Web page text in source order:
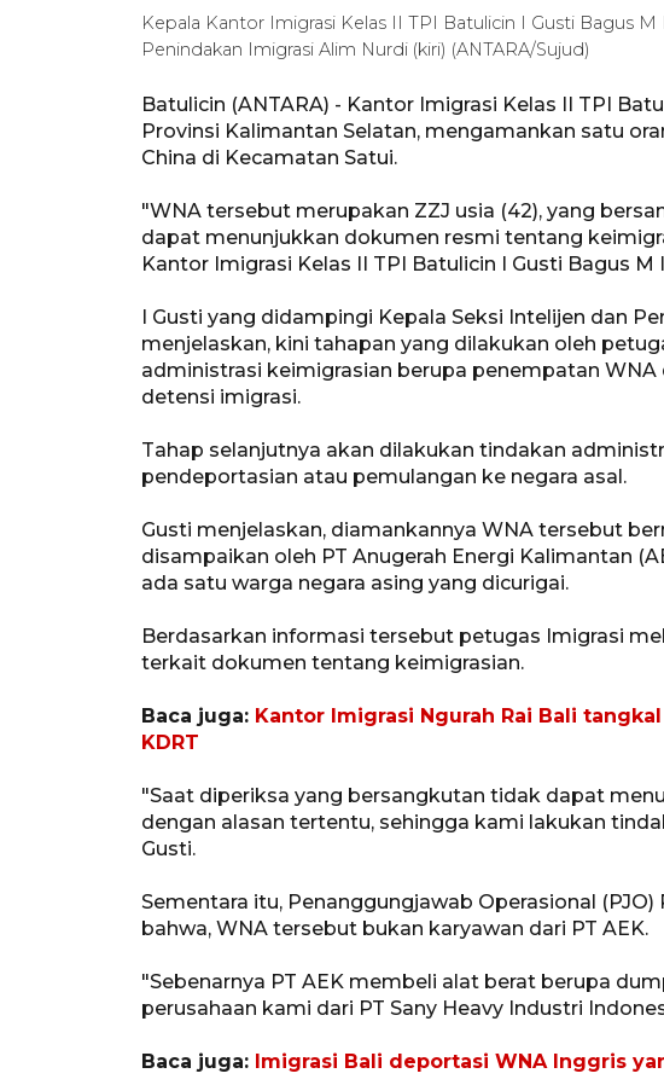
Kepala Kantor Imigrasi Kelas II TPI Batulicin I Gusti Bagus
Penindakan Imigrasi Alim Nurdi (kiri) (ANTARA/Sujud)
Batulicin (ANTARA) - Kantor Imigrasi Kelas II TPI
Provinsi Kalimantan Selatan, mengamankan satu
China di Kecamatan Satui.
"WNA tersebut merupakan ZZJ usia (42), yang
dapat menunjukkan dokumen resmi tentang
Kantor Imigrasi Kelas II TPI Batulicin I Gusti Bagus
I Gusti yang didampingi Kepala Seksi Intelijen dan
menjelaskan, kini tahapan yang dilakukan oleh
administrasi keimigrasian berupa penempatan
detensi imigrasi.
Tahap selanjutnya akan dilakukan tindakan
pendeportasian atau pemulangan ke negara asal.
Gusti menjelaskan, diamankannya WNA tersebut
disampaikan oleh PT Anugerah Energi Kalimantan
ada satu warga negara asing yang dicurigai.
Berdasarkan informasi tersebut petugas Imigrasi
terkait dokumen tentang keimigrasian.
Baca juga: Kantor Imigrasi Ngurah Rai Bali
KDRT
"Saat diperiksa yang bersangkutan tidak dapat
dengan alasan tertentu, sehingga kami lakukan
Gusti.
Sementara itu, Penanggungjawab Operasional
bahwa, WNA tersebut bukan karyawan dari PT AEK.
"Sebenarnya PT AEK membeli alat berat berupa
perusahaan kami dari PT Sany Heavy Industri
Baca juga: Imigrasi Bali deportasi WNA Inggris